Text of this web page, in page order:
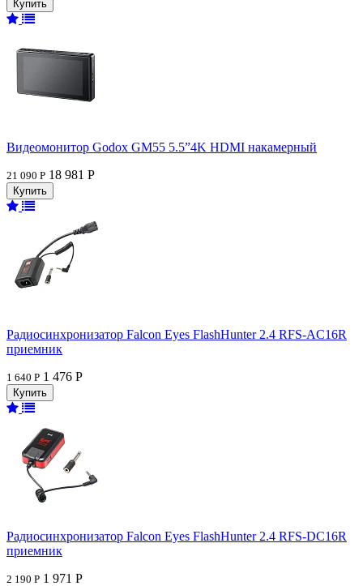
Видеомонитор Godox GM55 5.5”4K HDMI накамерный
21 090 Р 18 981 Р
Радиосинхронизатор Falcon Eyes FlashHunter 2.4 RFS-AC16R
приемник
1 640 Р 1 476 Р
Радиосинхронизатор Falcon Eyes FlashHunter 2.4 RFS-DC16R
приемник
2 190 Р 1 971 Р